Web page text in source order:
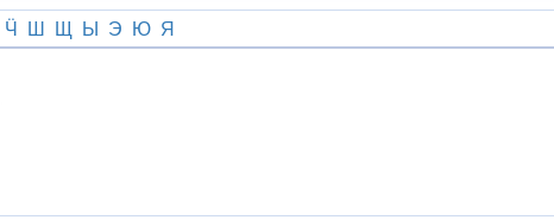
Ӵ Ш Щ Ы Э Ю Я